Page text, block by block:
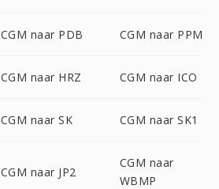
CGM naar PDB CGM naar PPM
CGM naar HRZ CGM naar ICO
CGM naar SK CGM naar SK1
CGM naar JP2
CGM naar
WBMP